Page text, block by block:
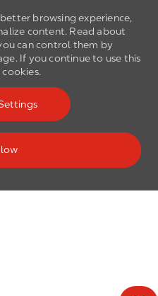
browsing experience,
content. Read about
can control them by
If you continue to use this